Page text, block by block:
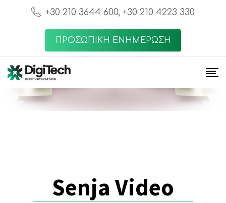
+30 210 3644 600, +30 210 4223 330
ΠΡΟΣΩΠΙΚΗ ΕΝΗΜΕΡΩΣΗ
Senja Video